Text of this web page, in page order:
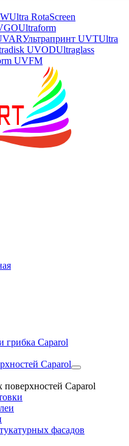
Ultra RotaScreen
Ultraform
Ультрапринт UVTUltra
UVODUltraglass
UVFM
грибка Caparol
Caparol
поверхностей Caparol
фасадов